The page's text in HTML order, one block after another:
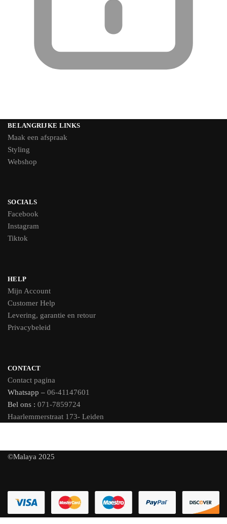
BELANGRIJKE LINKS
Maak een afspraak
Styling
Webshop
SOCIALS
Facebook
Instagram
Tiktok
HELP
Mijn Account
Customer Help
Levering, garantie en retour
Privacybeleid
CONTACT
Contact pagina
Whatsapp – 06-41147601
Bel ons : 071-7859724
Haarlemmerstraat 173- Leiden
©Malaya 2025